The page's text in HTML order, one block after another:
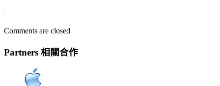
Comments are closed
Partners 相關合作